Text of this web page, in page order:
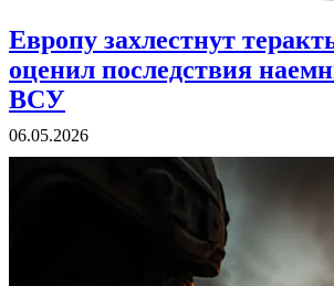
ВОЕННЫЕ СТРАНИЦЫ
СТАТЬИ ВОЕННОЙ ТЕМАТИКИ
Европу захлестнут
оценил последствия
ВСУ
06.05.2026